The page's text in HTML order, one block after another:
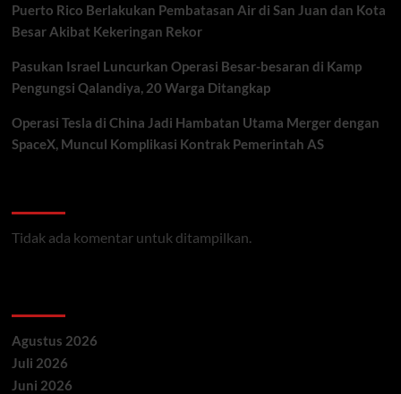
Puerto Rico Berlakukan Pembatasan Air di San Juan dan Kota
Besar Akibat Kekeringan Rekor
Pasukan Israel Luncurkan Operasi Besar-besaran di Kamp
Pengungsi Qalandiya, 20 Warga Ditangkap
Operasi Tesla di China Jadi Hambatan Utama Merger dengan
SpaceX, Muncul Komplikasi Kontrak Pemerintah AS
Tidak ada komentar untuk ditampilkan.
Agustus 2026
Juli 2026
Juni 2026